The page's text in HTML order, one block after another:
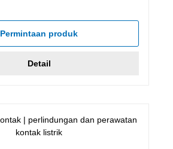
Permintaan produk
Detail